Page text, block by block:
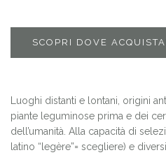
SCOPRI DOVE
Luoghi distanti e lontani, origini
piante leguminose prima e dei
dell’umanità. Alla capacità di
latino “legère”= scegliere) e